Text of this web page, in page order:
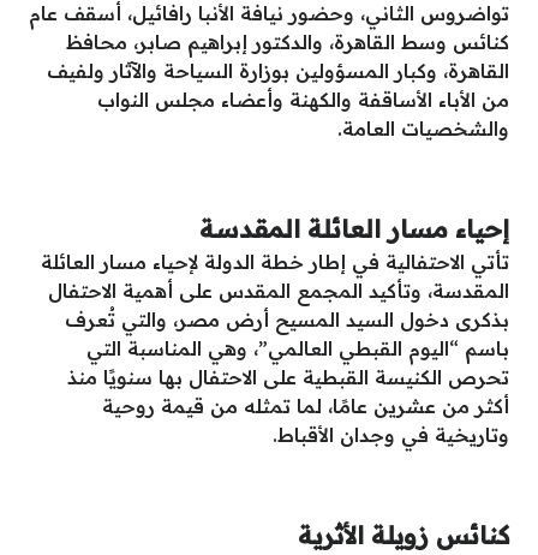
تواضروس الثاني، وحضور نيافة الأنبا رافائيل، أسقف عام
كنائس وسط القاهرة، والدكتور إبراهيم صابر، محافظ
القاهرة، وكبار المسؤولين بوزارة السياحة والآثار ولفيف
من الأباء الأساقفة والكهنة وأعضاء مجلس النواب
والشخصيات العامة.
إحياء مسار العائلة المقدسة
تأتي الاحتفالية في إطار خطة الدولة لإحياء مسار العائلة
المقدسة، وتأكيد المجمع المقدس على أهمية الاحتفال
بذكرى دخول السيد المسيح أرض مصر، والتي تُعرف
باسم “اليوم القبطي العالمي”، وهي المناسبة التي
تحرص الكنيسة القبطية على الاحتفال بها سنويًا منذ
أكثر من عشرين عامًا، لما تمثله من قيمة روحية
وتاريخية في وجدان الأقباط.
كنائس زويلة الأثرية